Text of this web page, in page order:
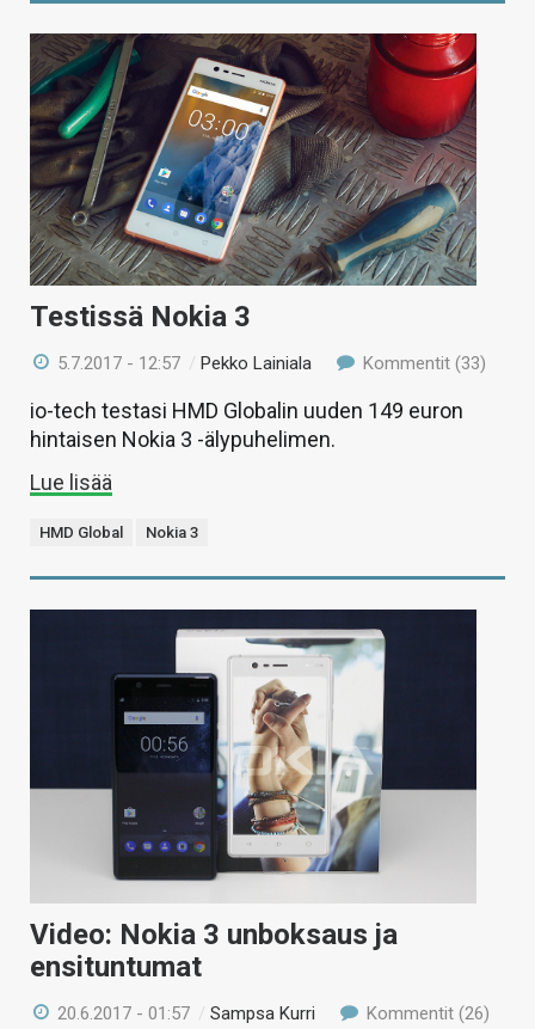
Testissä Nokia 3
5.7.2017 - 12:57 /Pekko Lainiala Kommentit (33)
io-tech testasi HMD Globalin uuden 149 euron
hintaisen Nokia 3 -älypuhelimen.
Lue lisää
HMD Global Nokia 3
Video: Nokia 3 unboksaus ja
ensituntumat
20.6.2017 - 01:57 /Sampsa Kurri Kommentit (26)